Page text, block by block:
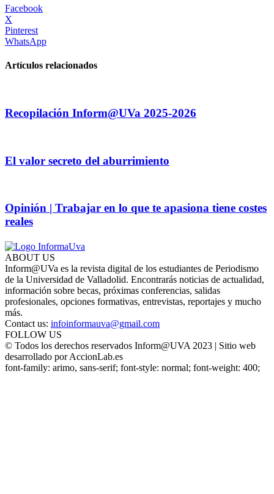
Facebook
X
Pinterest
WhatsApp
Artículos relacionados
Recopilación Inform@UVa 2025-2026
El valor secreto del aburrimiento
Opinión | Trabajar en lo que te apasiona tiene costes
reales
ABOUT US
Inform@UVa es la revista digital de los estudiantes de Periodismo
de la Universidad de Valladolid. Encontrarás noticias de actualidad,
información sobre becas, próximas conferencias, salidas
profesionales, opciones formativas, entrevistas, reportajes y mucho
más.
Contact us: infoinformauva@gmail.com
FOLLOW US
© Todos los derechos reservados Inform@UVA 2023 | Sitio web
desarrollado por AccionLab.es
font-family: arimo, sans-serif; font-style: normal; font-weight: 400;